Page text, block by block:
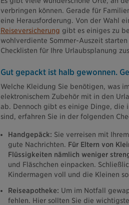
verbringen können. Gerade für
eine Herausforderung. Von der Wahl
Reiseversicherung gibt es einiges zu
wohlverdiente Sommer-Auszeit
Checklisten für Ihre Urlaubsplanung
Gut gepackt ist halb gewonnen.
Welche Kleidung Sie benötigen, was
elektronischem Zubehör mit in den
ab. Dennoch gibt es einige Dinge, die
sind, erfahren Sie in der folgenden
Handgepäck: Sie verreisen mit
gute Nachrichten. Für Eltern von
Flüssigkeiten nämlich weniger
und Fläschchen einpacken.
Kindermagen voll und die Kleinen
Reiseapotheke: Um im Notfall
fehlen. Hier sollten Sie die